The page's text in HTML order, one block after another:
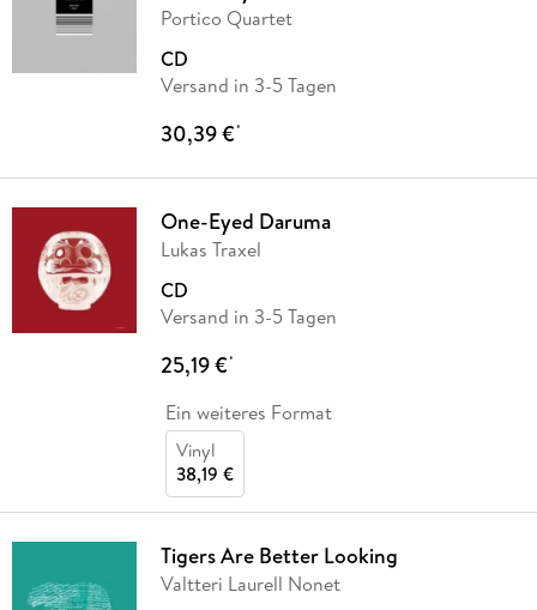
Portico Quartet
CD
Versand in 3-5 Tagen
30,39 €*
One-Eyed Daruma
Lukas Traxel
CD
Versand in 3-5 Tagen
25,19 €*
Ein weiteres Format
Vinyl
38,19 €
Tigers Are Better Looking
Valtteri Laurell Nonet